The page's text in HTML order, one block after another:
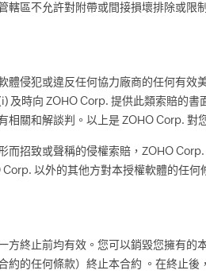
轄區不允許對附帶或間接損壞排除或限
體侵犯或違反任何協力廠商的任何有效
及時向 ZOHO Corp. 提供此類索賠的
相關和解談判。以上是 ZOHO Corp. 對
而招致或聲稱的侵權索賠，ZOHO
Corp. 以外的其他方對本授權軟體的任
方終止前均有效。您可以銷毀您擁有的
約的任何條款）終止本合約 。在終止